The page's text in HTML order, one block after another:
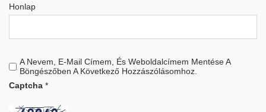
Honlap
A Nevem, E-Mail Címem, És Weboldalcímem Mentése A
Böngészőben A Következő Hozzászólásomhoz.
Captcha *